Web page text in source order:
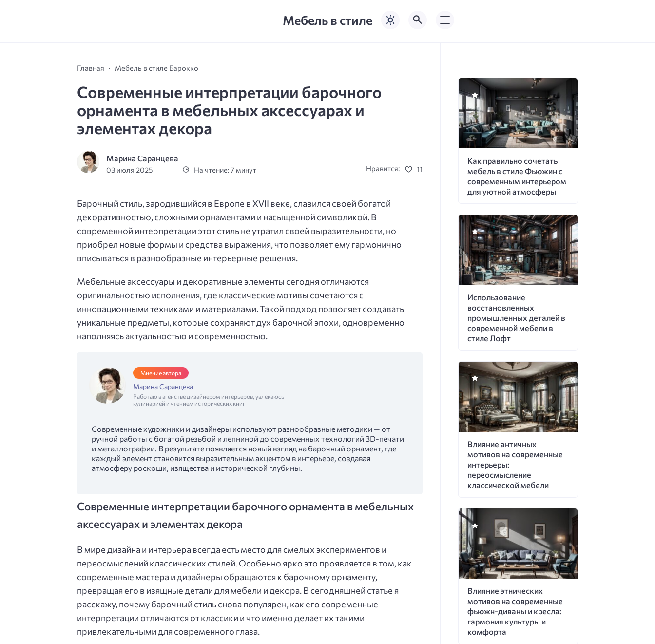
Мебель в стиле
Главная Мебель в стиле Барокко
Современные интерпретации барочного
орнамента в мебельных аксессуарах и
элементах декора
Марина Саранцева
03 июля 2025 На чтение: 7 минут Нравится: 11
Барочный стиль, зародившийся в Европе в XVII веке, славился своей богатой
декоративностью, сложными орнаментами и насыщенной символикой. В
современной интерпретации этот стиль не утратил своей выразительности, но
приобрел новые формы и средства выражения, что позволяет ему гармонично
вписываться в разнообразные интерьерные решения.
Мебельные аксессуары и декоративные элементы сегодня отличаются
оригинальностью исполнения, где классические мотивы сочетаются с
инновационными техниками и материалами. Такой подход позволяет создавать
уникальные предметы, которые сохраняют дух барочной эпохи, одновременно
наполняясь актуальностью и современностью.
Мнение автора
Марина Саранцева
Работаю в агенстве дизайнером интерьеров, увлекаюсь
кулинарией и чтением исторических книг
Современные художники и дизайнеры используют разнообразные методики — от
ручной работы с богатой резьбой и лепниной до современных технологий 3D-печати
и металлографии. В результате появляется новый взгляд на барочный орнамент, где
каждый элемент становится выразительным акцентом в интерьере, создавая
атмосферу роскоши, изящества и исторической глубины.
Современные интерпретации барочного орнамента в мебельных
аксессуарах и элементах декора
В мире дизайна и интерьера всегда есть место для смелых экспериментов и
переосмыслений классических стилей. Особенно ярко это проявляется в том, как
современные мастера и дизайнеры обращаются к барочному орнаменту,
превращая его в изящные детали для мебели и декора. В сегодняшней статье я
расскажу, почему барочный стиль снова популярен, как его современные
интерпретации отличаются от классики и что именно делает их такими
привлекательными для современного глаза.
Как правильно сочетать
мебель в стиле Фьюжин с
современным интерьером
для уютной атмосферы
Использование
восстановленных
промышленных деталей в
современной мебели в
стиле Лофт
Влияние античных
мотивов на современные
интерьеры:
переосмысление
классической мебели
Влияние этнических
мотивов на современные
фьюжн-диваны и кресла:
гармония культуры и
комфорта